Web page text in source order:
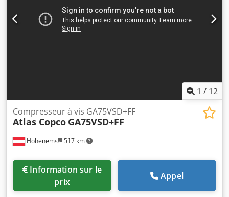
1 / 12
Hohenems 517 km
Compresseur à vis GA75VSD+FF
Atlas Copco GA75VSD+FF
prix
Appel